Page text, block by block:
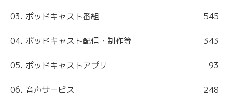
03. ポッドキャスト番組 545
04. ポッドキャスト配信・制作等 343
05. ポッドキャストアプリ 93
06. 音声サービス 248